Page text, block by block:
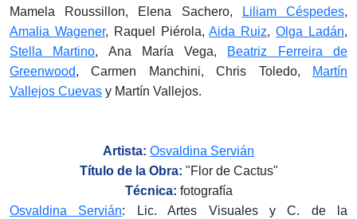
Mamela Roussillon, Elena Sachero,
Liliam Céspedes,
Amalia Wagener, Raquel Piérola,Aida Ruiz,Olga Ladán,
Stella Martino, Ana María Vega, Beatriz Ferreira de
Greenwood, Carmen Manchini, Chris Toledo,
Martín
Vallejos Cuevas y Martín Vallejos.
Artista: Osvaldina Servián
Título de la Obra: "Flor de Cactus"
Técnica: fotografía
Osvaldina Servián: Lic. Artes Visuales y C. de la